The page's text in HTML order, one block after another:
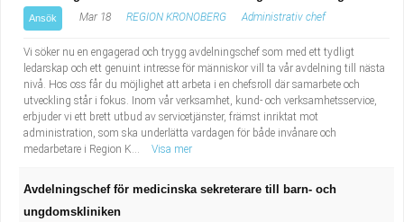
Ansök Mar 18 REGION KRONOBERG Administrativ chef
Vi söker nu en engagerad och trygg avdelningschef som med ett tydligt
ledarskap och ett genuint intresse för människor vill ta vår avdelning till nästa
nivå. Hos oss får du möjlighet att arbeta i en chefsroll där samarbete och
utveckling står i fokus. Inom vår verksamhet, kund- och verksamhetsservice,
erbjuder vi ett brett utbud av servicetjänster, främst inriktat mot
administration, som ska underlätta vardagen för både invånare och
medarbetare i Region K...
Visa mer
Avdelningschef för medicinska sekreterare till barn- och
ungdomskliniken